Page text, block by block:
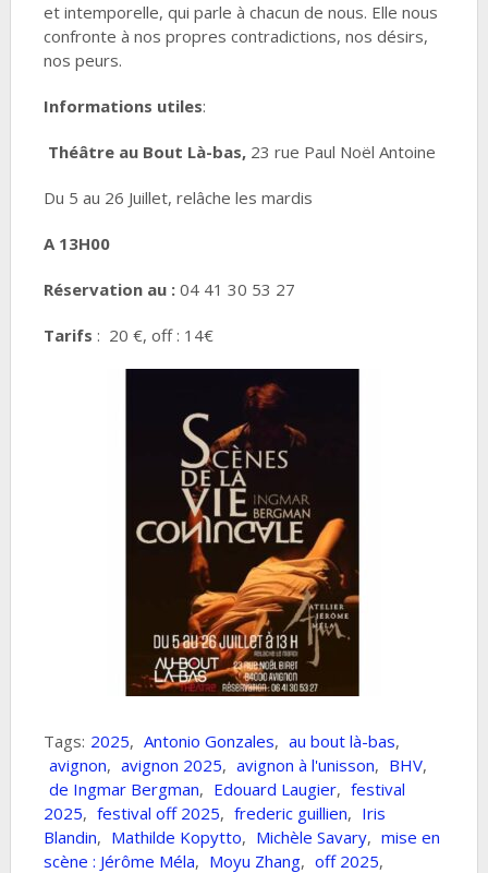
et intemporelle, qui parle à chacun de nous. Elle nous
confronte à nos propres contradictions, nos désirs,
nos peurs.
Informations utiles:
Théâtre au Bout Là-bas,23 rue Paul Noël Antoine
Du 5 au 26 Juillet, relâche les mardis
A 13H00
Réservation au :04 41 30 53 27
Tarifs : 20 €, off : 14€
Tags: 2025, Antonio Gonzales, au bout là-bas,
avignon, avignon 2025, avignon à l'unisson, BHV,
de Ingmar Bergman, Edouard Laugier, festival
2025, festival off 2025, frederic guillien, Iris
Blandin, Mathilde Kopytto, Michèle Savary, mise en
scène : Jérôme Méla, Moyu Zhang, off 2025,